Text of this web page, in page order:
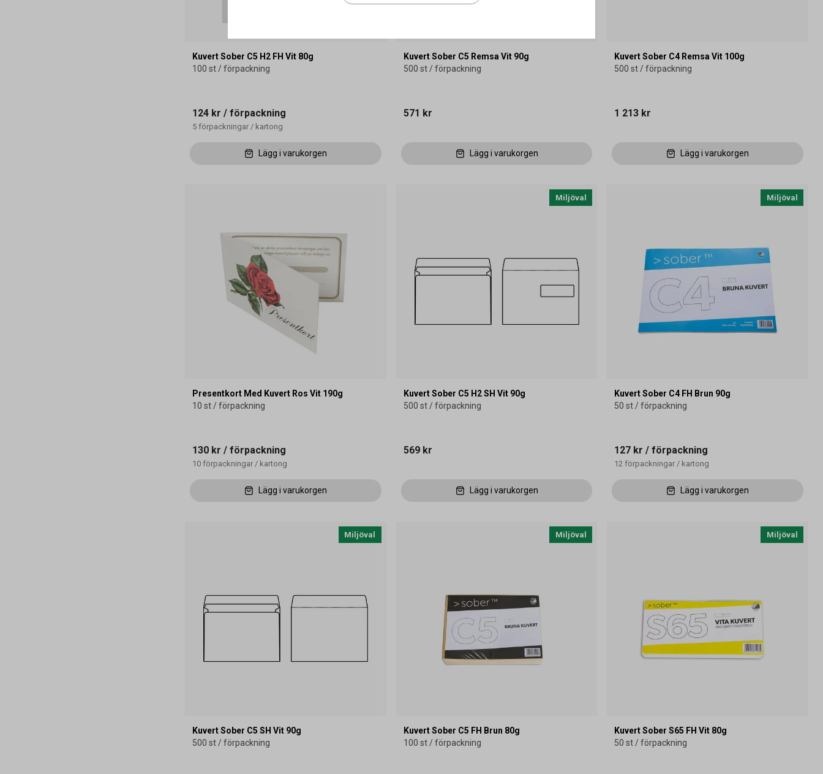
Kuvert Sober C5 H2 FH Vit 80g
100 st / förpackning
124 kr / förpackning
5 förpackningar / kartong
Lägg i varukorgen
Kuvert Sober C5 Remsa Vit 90g
500 st / förpackning
571 kr
Lägg i varukorgen
Kuvert Sober C4 Remsa Vit 100g
500 st / förpackning
1 213 kr
Lägg i varukorgen
Presentkort Med Kuvert Ros Vit 190g
10 st / förpackning
130 kr / förpackning
10 förpackningar / kartong
Lägg i varukorgen
Miljöval
Kuvert Sober C5 H2 SH Vit 90g
500 st / förpackning
569 kr
Lägg i varukorgen
Miljöval
Kuvert Sober C4 FH Brun 90g
50 st / förpackning
127 kr / förpackning
12 förpackningar / kartong
Lägg i varukorgen
Miljöval
Kuvert Sober C5 SH Vit 90g
500 st / förpackning
Miljöval
Kuvert Sober C5 FH Brun 80g
100 st / förpackning
Miljöval
Kuvert Sober S65 FH Vit 80g
50 st / förpackning